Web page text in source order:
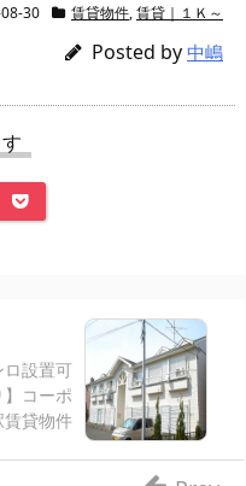
30 賃貸物件,賃貸｜１Ｋ～
Posted by 中嶋
ロ設置可
コーポ
貸物件